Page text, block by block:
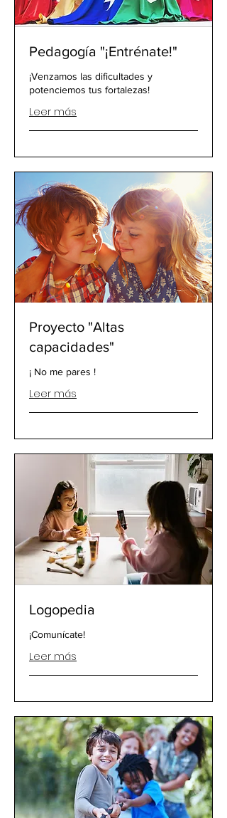
Pedagogía "¡Entrénate!"
¡Venzamos las dificultades y
potenciemos tus fortalezas!
Leer más
Proyecto "Altas
capacidades"
¡ No me pares !
Leer más
Logopedia
¡Comunícate!
Leer más